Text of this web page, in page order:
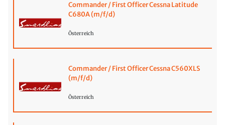
Commander / First Officer Cessna Latitude
C680A (m/f/d)
Österreich
Commander / First Officer Cessna C560XLS
(m/f/d)
Österreich